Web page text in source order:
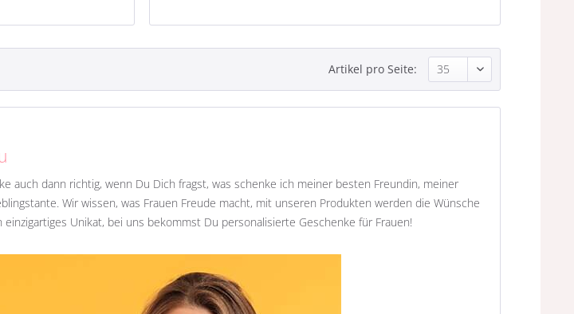
Artikel pro Seite:
auch dann richtig, wenn Du Dich fragst, was schenke ich meiner besten Freundin, meiner
Wir wissen, was Frauen Freude macht, mit unseren Produkten werden die Wünsche
einzigartiges Unikat, bei uns bekommst Du personalisierte Geschenke für Frauen!